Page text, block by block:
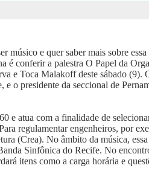
músico e quer saber mais sobre
é conferir a palestra O Papel da
e Toca Malakoff deste sábado (9).
e o presidente da seccional de
e atua com a finalidade de
regulamentar engenheiros, por
(Crea). No âmbito da música,
Sinfônica do Recife. No
itens como a carga horária e